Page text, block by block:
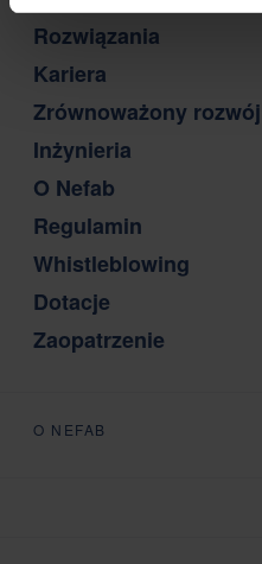
Rozwiązania
Kariera
Zrównoważony rozwój
Inżynieria
O Nefab
Regulamin
Whistleblowing
Dotacje
Zaopatrzenie
O NEFAB